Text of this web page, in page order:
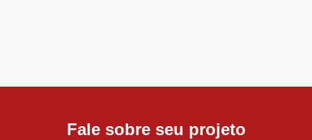
Fale sobre seu projeto